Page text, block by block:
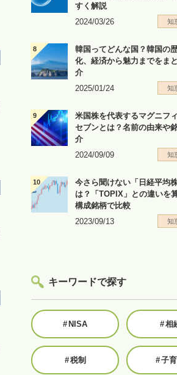
すく解説
2024/03/26
知
韓国ってどんな国？韓国の
化、経済から魅力までをま
介
2025/01/24
知
米国株を代表するマグニフ
セブンとは？名前の由来や
介
2024/09/09
知
今さら聞けない「日経平均
は？「TOPIX」との違いを
構成銘柄で比較
2023/09/13
知
キーワードで探す
# NISA #相
#税制 #子